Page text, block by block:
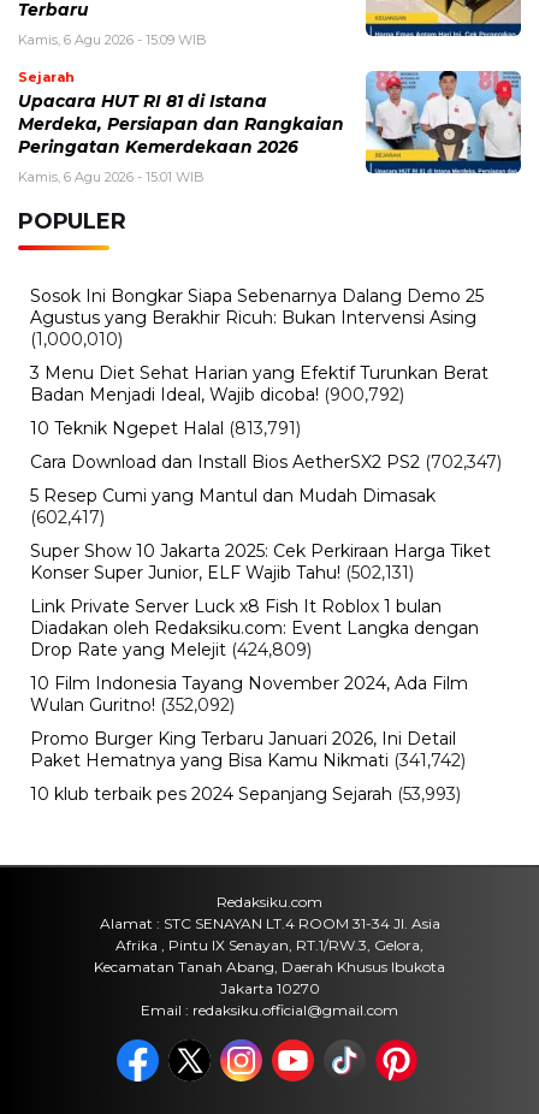
Terbaru
Kamis, 6 Agu 2026 - 15:09 WIB
Sejarah
Upacara HUT RI 81 di Istana
Merdeka, Persiapan dan Rangkaian
Peringatan Kemerdekaan 2026
Kamis, 6 Agu 2026 - 15:01 WIB
POPULER
Sosok Ini Bongkar Siapa Sebenarnya Dalang Demo 25
Agustus yang Berakhir Ricuh: Bukan Intervensi Asing
(1,000,010)
3 Menu Diet Sehat Harian yang Efektif Turunkan Berat
Badan Menjadi Ideal, Wajib dicoba! (900,792)
10 Teknik Ngepet Halal (813,791)
Cara Download dan Install Bios AetherSX2 PS2 (702,347)
5 Resep Cumi yang Mantul dan Mudah Dimasak
(602,417)
Super Show 10 Jakarta 2025: Cek Perkiraan Harga Tiket
Konser Super Junior, ELF Wajib Tahu! (502,131)
Link Private Server Luck x8 Fish It Roblox 1 bulan
Diadakan oleh Redaksiku.com: Event Langka dengan
Drop Rate yang Melejit (424,809)
10 Film Indonesia Tayang November 2024, Ada Film
Wulan Guritno! (352,092)
Promo Burger King Terbaru Januari 2026, Ini Detail
Paket Hematnya yang Bisa Kamu Nikmati (341,742)
10 klub terbaik pes 2024 Sepanjang Sejarah (53,993)
Redaksiku.com
Alamat : STC SENAYAN LT.4 ROOM 31-34 Jl. Asia
Afrika , Pintu IX Senayan, RT.1/RW.3, Gelora,
Kecamatan Tanah Abang, Daerah Khusus Ibukota
Jakarta 10270
Email : redaksiku.official@gmail.com